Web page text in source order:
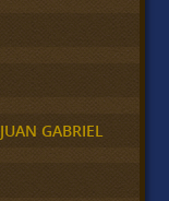
GABRIEL